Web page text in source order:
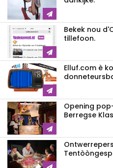
Bekek nou
tillefoon.
Elluf.com è
Opening
Berregse